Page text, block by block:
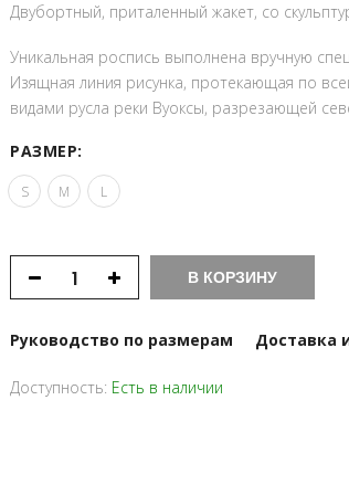
Двубортный, приталенный жакет, со
Уникальная роспись выполнена вручную
Изящная линия рисунка, протекающая по
видами русла реки Вуоксы, разрезающей
РАЗМЕР:
S M L
В КОРЗИНУ
Руководство по размерам Доставка
Доступность: Есть в наличии